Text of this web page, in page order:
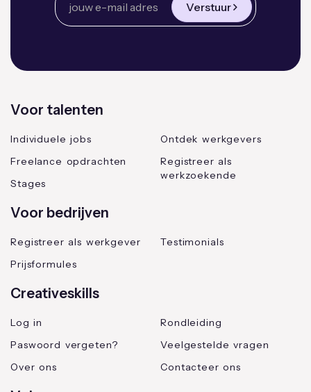
Verstuur
Voor talenten
Individuele jobs
Freelance opdrachten
Stages
Ontdek werkgevers
Registreer als
werkzoekende
Voor bedrijven
Registreer als werkgever
Prijsformules
Testimonials
Creativeskills
Log in
Paswoord vergeten?
Over ons
Rondleiding
Veelgestelde vragen
Contacteer ons